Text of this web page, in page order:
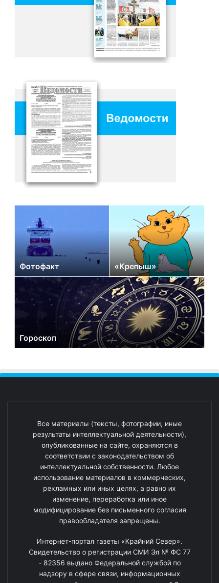
Фотофакт «Крепыш»
Гороскоп
Все материалы (тексты, фотографии, иные
результаты интеллектуальной деятельности),
опубликованные на сайте, охраняются в
соответствии с законодательством об
интеллектуальной собственности. Любое
использование материалов в коммерческих,
рекламных или иных целях, а равно их
изменение, переработка или иное
модифицирование без письменного согласия
правообладателя запрещены.
Интернет-портал газеты «Крайний Север».
Свидетельство о регистрации СМИ Эл № ФС 77
- 82356 выдано Федеральной службой по
надзору в сфере связи, информационных